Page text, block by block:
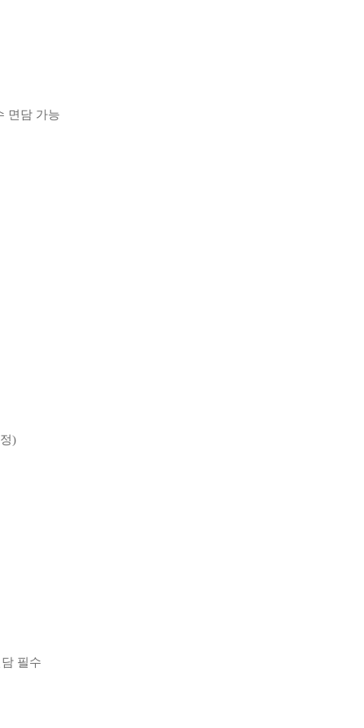
면담 가능
)
필수